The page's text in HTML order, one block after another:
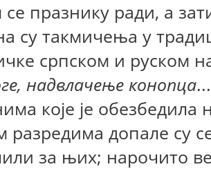
се празнику ради, а
су такмичења у
српском и руском
надвлачење конопца
које је
разредима допале су
за њих; нарочито